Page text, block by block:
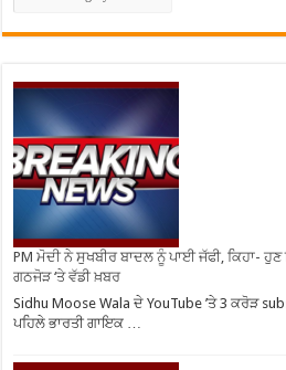
PM ਮੋਦੀ ਨੇ ਸੁਖਬੀਰ ਬਾਦਲ ਨੂੰ ਪਾਈ ਜੱਫੀ, ਕਿਹਾ- ਹੁਣ
ਗਠਜੋੜ ‘ਤੇ ਵੱਡੀ ਖ਼ਬਰ
Sidhu Moose Wala ਦੇ YouTube ’ਤੇ 3 ਕਰੋੜ
ਪਹਿਲੇ ਭਾਰਤੀ ਗਾਇਕ …